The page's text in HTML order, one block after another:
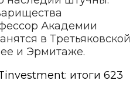
Академии
в Третьяковской
и Эрмитаже.